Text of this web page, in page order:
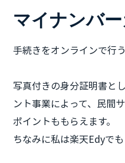
マイナンバ
手続きをオンラインで行
写真付きの身分証明書と
ント事業によって、民間
ポイントももらえます。
ちなみに私は楽天Edyでも